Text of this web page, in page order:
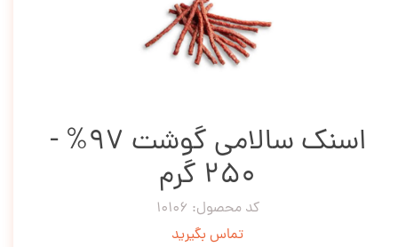
اسنک سالامی گوشت 97% -
250 گرم
کد محصول: 10106
تماس بگیرید